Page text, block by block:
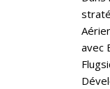
avec